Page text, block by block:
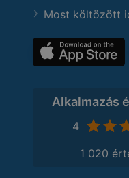
Most költözött
Alkalmazás
4
1 020